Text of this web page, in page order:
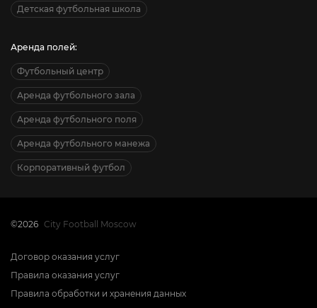
Детская футбольная школа
Аренда полей:
Футбольный центр
Аренда футбольного зала
Аренда футбольного поля
Аренда футбольного манежа
Корпоративный футбол
©2026 City Football Moscow
Договор оказания услуг
Правила оказания услуг
Правила обработки и хранения данных